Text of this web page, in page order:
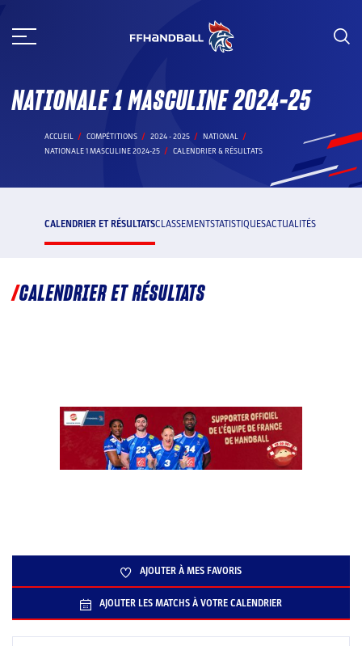
au
NATIONALE 1 MASCULINE 2024-25
ACCUEIL COMPÉTITIONS 2024 - 2025
NATIONAL
NATIONALE 1 MASCULINE 2024-25
CALENDRIER & RÉSULTATS
CALENDRIER ET RÉSULTATSCLASSEMENTSTATISTIQUESACTUALITÉS
CALENDRIER ET RÉSULTATS
AJOUTER À MES FAVORIS
AJOUTER LES MATCHS À VOTRE CALENDRIER